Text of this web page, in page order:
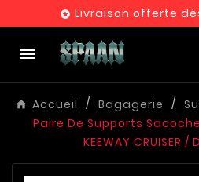
 Livraison offerte

Accueil Bagagerie
Paire De Supports
KEEWAY CRUISER /